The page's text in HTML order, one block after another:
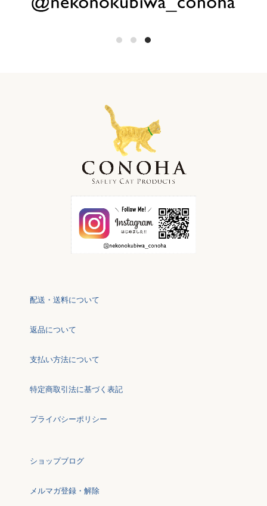
配送・送料について
返品について
支払い方法について
特定商取引法に基づく表記
プライバシーポリシー
ショップブログ
メルマガ登録・解除